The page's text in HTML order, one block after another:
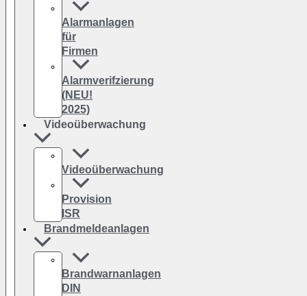
Alarmanlagen
für
Firmen
Alarmverifzierung
(NEU!
2025)
Videoüberwachung
Videoüberwachung
Provision
ISR
Brandmeldeanlagen
Brandwarnanlagen
DIN